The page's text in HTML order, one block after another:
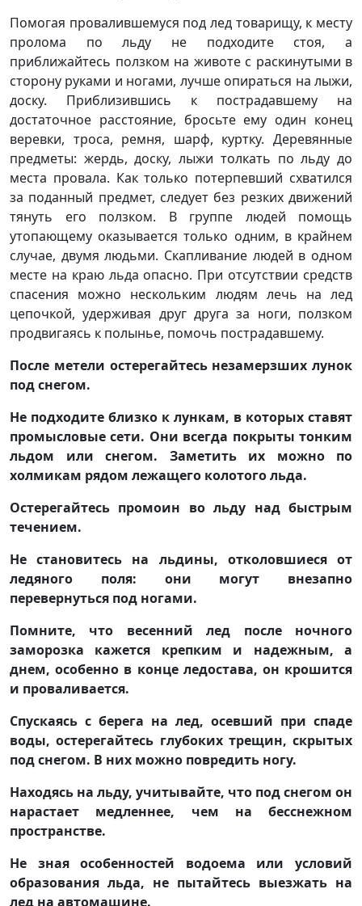
Помогая провалившемуся под лед товарищу, к месту
пролома по льду не подходите стоя, а
приближайтесь ползком на животе с раскинутыми в
сторону руками и ногами, лучше опираться на лыжи,
доску. Приблизившись к пострадавшему на
достаточное расстояние, бросьте ему один конец
веревки, троса, ремня, шарф, куртку. Деревянные
предметы: жердь, доску, лыжи толкать по льду до
места провала. Как только потерпевший схватился
за поданный предмет, следует без резких движений
тянуть его ползком. В группе людей помощь
утопающему оказывается только одним, в крайнем
случае, двумя людьми. Скапливание людей в одном
месте на краю льда опасно. При отсутствии средств
спасения можно нескольким людям лечь на лед
цепочкой, удерживая друг друга за ноги, ползком
продвигаясь к полынье, помочь пострадавшему.
После метели остерегайтесь незамерзших лунок
под снегом.
Не подходите близко к лункам, в которых ставят
промысловые сети. Они всегда покрыты тонким
льдом или снегом. Заметить их можно по
холмикам рядом лежащего колотого льда.
Остерегайтесь промоин во льду над быстрым
течением.
Не становитесь на льдины, отколовшиеся от
ледяного поля: они могут внезапно
перевернуться под ногами.
Помните, что весенний лед после ночного
заморозка кажется крепким и надежным, а
днем, особенно в конце ледостава, он крошится
и проваливается.
Спускаясь с берега на лед, осевший при спаде
воды, остерегайтесь глубоких трещин, скрытых
под снегом. В них можно повредить ногу.
Находясь на льду, учитывайте, что под снегом он
нарастает медленнее, чем на бесснежном
пространстве.
Не зная особенностей водоема или условий
образования льда, не пытайтесь выезжать на
лед на автомашине.